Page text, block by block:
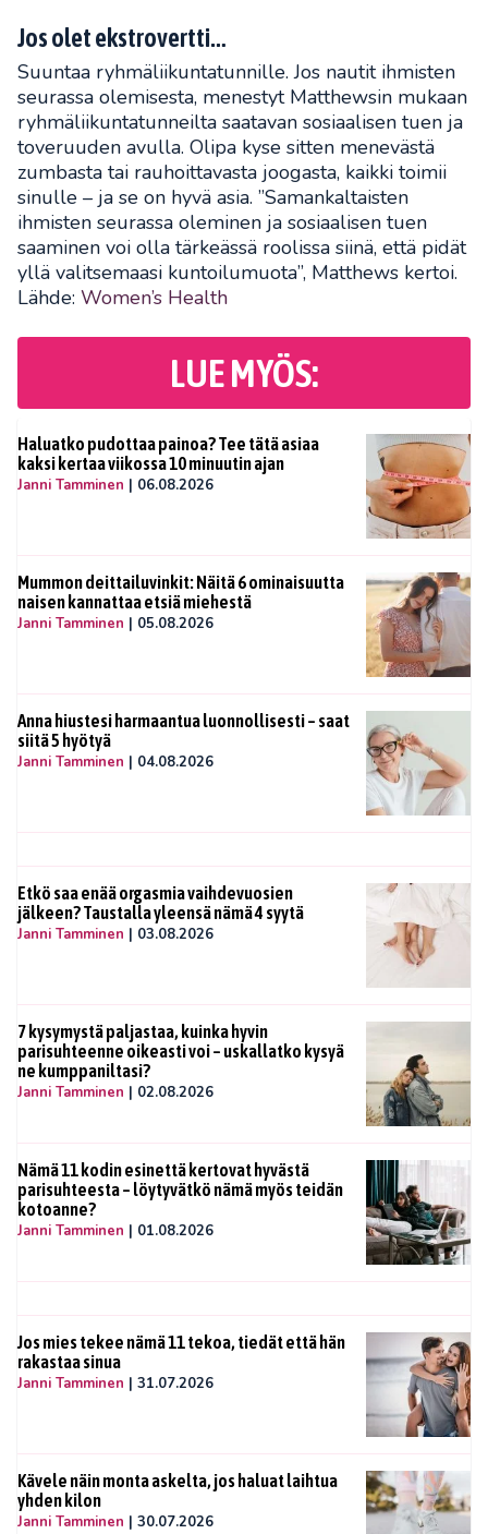
Jos olet ekstrovertti…
Suuntaa ryhmäliikuntatunnille. Jos nautit ihmisten
seurassa olemisesta, menestyt Matthewsin mukaan
ryhmäliikuntatunneilta saatavan sosiaalisen tuen ja
toveruuden avulla. Olipa kyse sitten menevästä
zumbasta tai rauhoittavasta joogasta, kaikki toimii
sinulle – ja se on hyvä asia. ”Samankaltaisten
ihmisten seurassa oleminen ja sosiaalisen tuen
saaminen voi olla tärkeässä roolissa siinä, että pidät
yllä valitsemaasi kuntoilumuota”, Matthews kertoi.
Lähde: Women’s Health
LUE MYÖS:
Haluatko pudottaa painoa? Tee tätä asiaa
kaksi kertaa viikossa 10 minuutin ajan
Janni Tamminen | 06.08.2026
Mummon deittailuvinkit: Näitä 6 ominaisuutta
naisen kannattaa etsiä miehestä
Janni Tamminen | 05.08.2026
Anna hiustesi harmaantua luonnollisesti – saat
siitä 5 hyötyä
Janni Tamminen | 04.08.2026
Etkö saa enää orgasmia vaihdevuosien
jälkeen? Taustalla yleensä nämä 4 syytä
Janni Tamminen | 03.08.2026
7 kysymystä paljastaa, kuinka hyvin
parisuhteenne oikeasti voi – uskallatko kysyä
ne kumppaniltasi?
Janni Tamminen | 02.08.2026
Nämä 11 kodin esinettä kertovat hyvästä
parisuhteesta – löytyvätkö nämä myös teidän
kotoanne?
Janni Tamminen | 01.08.2026
Jos mies tekee nämä 11 tekoa, tiedät että hän
rakastaa sinua
Janni Tamminen | 31.07.2026
Kävele näin monta askelta, jos haluat laihtua
yhden kilon
Janni Tamminen | 30.07.2026